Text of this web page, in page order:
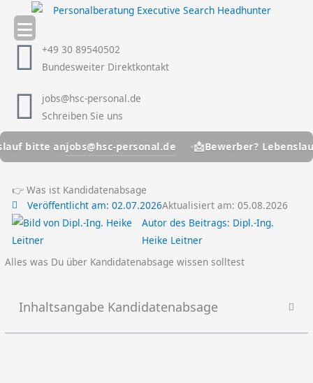
Inhalt
springen +49 30 89540502
Bundesweiter Direktkontakt
jobs@hsc-personal.de
Schreiben Sie uns
anjobs@hsc-personal.de 📩Bewerber? Lebenslauf
👉 Was ist Kandidatenabsage
Veröffentlicht am:02.07.2026Aktualisiert am: 05.08.2026
Autor des Beitrags: Dipl.-Ing.
Heike Leitner
Alles was Du über Kandidatenabsage wissen solltest
Inhaltsangabe Kandidatenabsage